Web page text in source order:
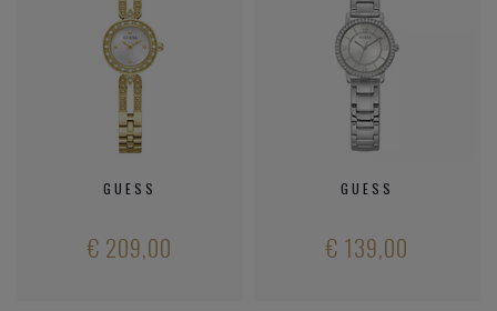
GUESS
€ 209,00
GUESS
€ 139,00